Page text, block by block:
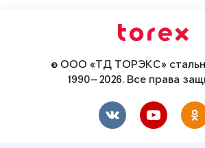
© ООО «ТД ТОРЭКС»
1990—2026. Все права